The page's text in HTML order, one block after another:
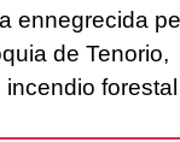
ennegrecida
de Tenorio,
forestal